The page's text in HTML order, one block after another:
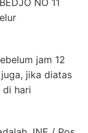
jam 12
jika diatas
di hari